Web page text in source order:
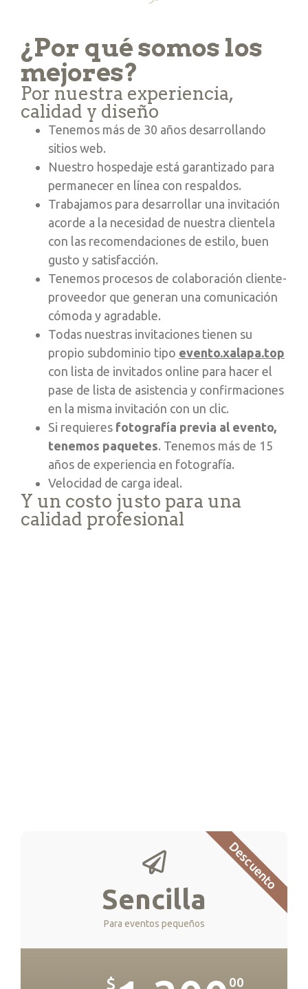
¿Por qué somos los
mejores?
Por nuestra experiencia,
calidad y diseño
Tenemos más de 30 años desarrollando
sitios web.
Nuestro hospedaje está garantizado para
permanecer en línea con respaldos.
Trabajamos para desarrollar una invitación
acorde a la necesidad de nuestra clientela
con las recomendaciones de estilo, buen
gusto y satisfacción.
Tenemos procesos de colaboración cliente-
proveedor que generan una comunicación
cómoda y agradable.
Todas nuestras invitaciones tienen su
propio subdominio tipo evento.xalapa.top
con lista de invitados online para hacer el
pase de lista de asistencia y confirmaciones
en la misma invitación con un clic.
Si requieres fotografía previa al evento,
tenemos paquetes. Tenemos más de 15
años de experiencia en fotografía.
Velocidad de carga ideal.
Y un costo justo para una
calidad profesional
Sencilla
Para eventos pequeños
$ 00
Descuento